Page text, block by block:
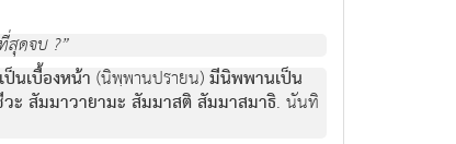
สุดจบ ?”
นเบื้องหน้า (นิพฺพานปรายน)มีนิพพานเป็น
สัมมาวายามะ สัมมาสติ สัมมาสมาธิ. นันทิ